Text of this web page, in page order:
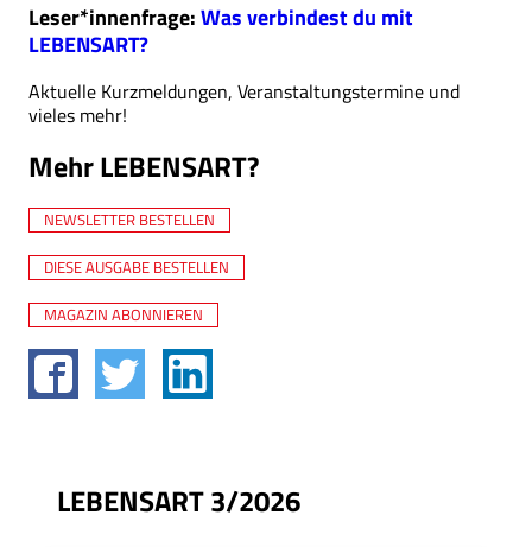
Leser*innenfrage:Was verbindest du mit
LEBENSART?
Aktuelle Kurzmeldungen, Veranstaltungstermine und
vieles mehr!
Mehr LEBENSART?
NEWSLETTER BESTELLEN
DIESE AUSGABE BESTELLEN
MAGAZIN ABONNIEREN
LEBENSART 3/2026